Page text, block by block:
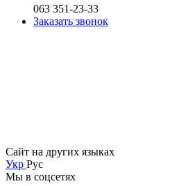
063 351-23-33
Заказать звонок
Сайт на других языках
Укр Рус
Мы в соцсетях